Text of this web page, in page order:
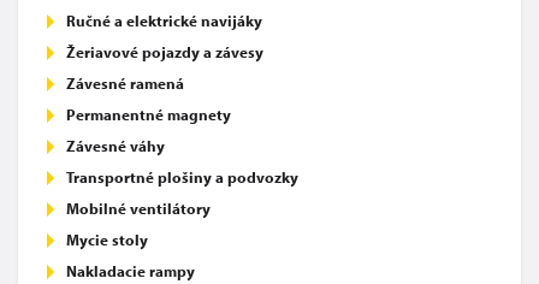
Ručné a elektrické navijáky
Žeriavové pojazdy a závesy
Závesné ramená
Permanentné magnety
Závesné váhy
Transportné plošiny a podvozky
Mobilné ventilátory
Mycie stoly
Nakladacie rampy